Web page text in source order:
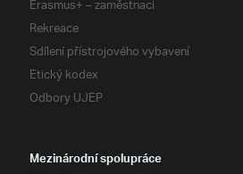
Erasmus+ – zaměstnaci
Rekreace
Sdílení přístrojového vybavení
Etický kodex
Odbory UJEP
Mezinárodní spolupráce